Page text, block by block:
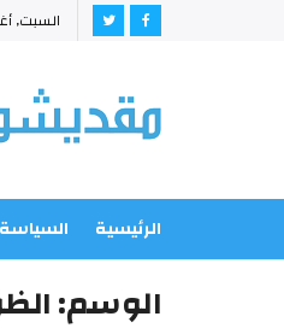
السبت,
الرئيسية السياسة
الوسم: